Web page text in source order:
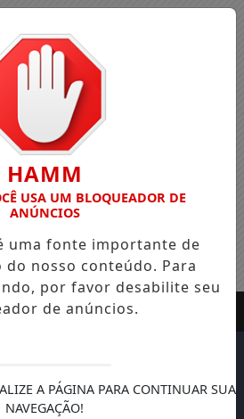
HAMM
USA UM BLOQUEADOR DE
ANÚNCIOS
uma fonte importante de
nosso conteúdo. Para
por favor desabilite seu
de anúncios.
A PÁGINA PARA CONTINUAR SUA
NAVEGAÇÃO!